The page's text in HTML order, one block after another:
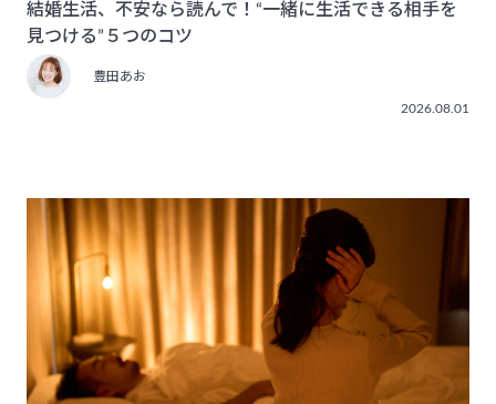
結婚生活、不安なら読んで！“一緒に生活できる相手を
見つける”５つのコツ
豊田あお
2026.08.01